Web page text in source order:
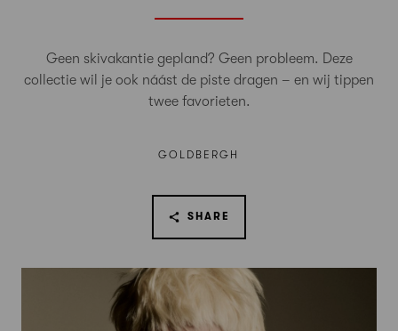
Geen skivakantie gepland? Geen probleem. Deze
collectie wil je ook náást de piste dragen – en wij tippen
twee favorieten.
GOLDBERGH
SHARE